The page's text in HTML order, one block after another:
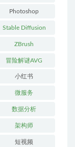
Photoshop
Stable Diffusion
ZBrush
冒险解谜AVG
小红书
微服务
数据分析
架构师
短视频